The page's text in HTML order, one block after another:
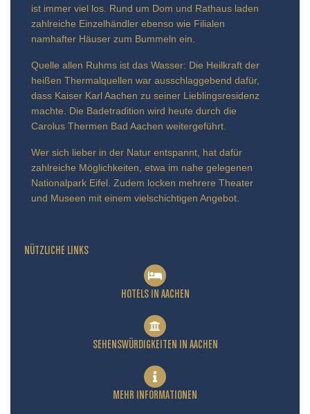
ist immer viel los. Rund um Dom und Rathaus laden
zahlreiche Einzelhändler ebenso wie Filialen
namhafter Häuser zum Bummeln ein.
Quelle allen Ruhms ist das Wasser: Die Heilkraft der
heißen Thermalquellen war ausschlaggebend dafür,
dass Kaiser Karl Aachen zu seiner Lieblingsresidenz
machte. Die Badetradition wird heute durch die
Carolus Thermen Bad Aachen weitergeführt.
Wer sich lieber in der Natur entspannt, hat dafür
zahlreiche Möglichkeiten, etwa im nahe gelegenen
Nationalpark Eifel. Zudem locken mehrere Theater
und Museen mit einem vielschichtigen Angebot.
NÜTZLICHE LINKS
HOTELS IN AACHEN
SEHENSWÜRDIGKEITEN IN AACHEN
MEHR INFORMATIONEN